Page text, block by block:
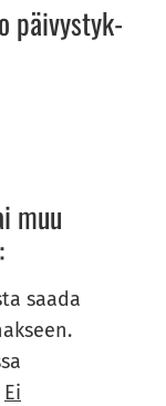
päi­vys­tyk­
muu
saada
Ei